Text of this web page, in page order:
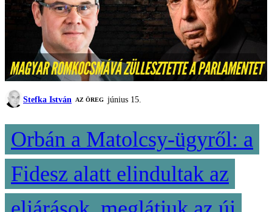
Stefka István AZ ÖREG június 15.
Orbán a Matolcsy-ügyről: a
Fidesz alatt elindultak az